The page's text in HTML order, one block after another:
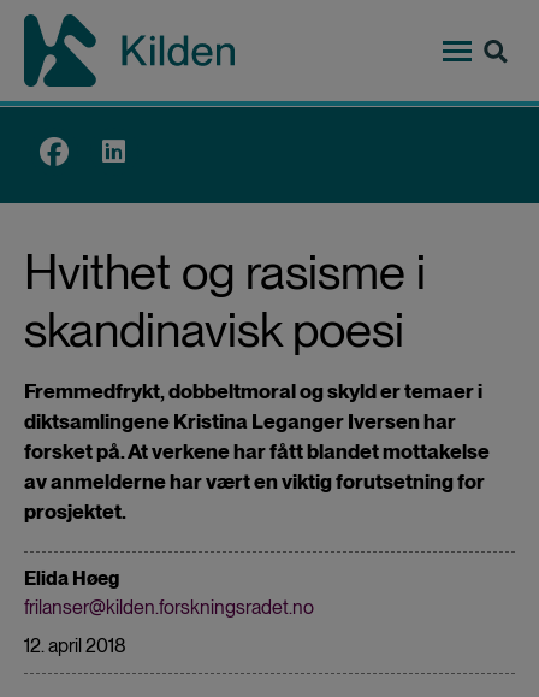
Hopp
hovedinnhold
Top
Hvithet og rasisme i
skandinavisk poesi
Fremmedfrykt, dobbeltmoral og skyld er temaer i
diktsamlingene Kristina Leganger Iversen har
forsket på. At verkene har fått blandet mottakelse
av anmelderne har vært en viktig forutsetning for
prosjektet.
Elida Høeg
frilanser@kilden.forskningsradet.no
12. april 2018